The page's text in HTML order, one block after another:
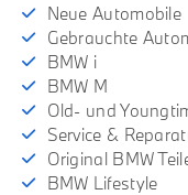
Neue Automobile
Gebrauchte
BMW i
BMW M
Old- und
Service &
Original BMW
BMW Lifestyle